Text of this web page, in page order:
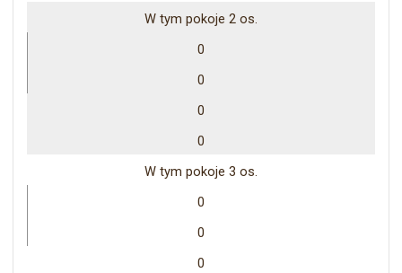
W tym pokoje 2 os.
0
0
0
0
W tym pokoje 3 os.
0
0
0